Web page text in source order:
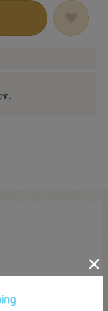
。
た装飾的なリボンです。